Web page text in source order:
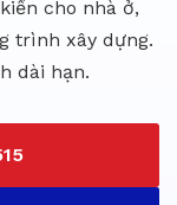
cho nhà ở,
trình xây dựng.
dài hạn.